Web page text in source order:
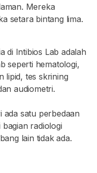
Mereka
setara bintang lima.
di Intibios Lab adalah
seperti hematologi,
lipid, tes skrining
audiometri.
ada satu perbedaan
radiologi
lain tidak ada.